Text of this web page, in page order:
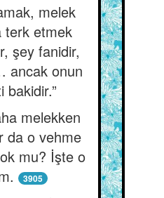
melek
terk etmek
şey fanidir,
ancak onun
bakidir.”
melekken
da o vehme
mu? İşte o
3905